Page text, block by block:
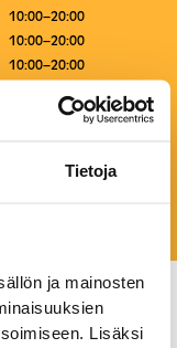
Tietoja
ja mainosten
Lisäksi
10:00–20:00
10:00–20:00
10:00–20:00
10:00–20:00
12:00–18:00